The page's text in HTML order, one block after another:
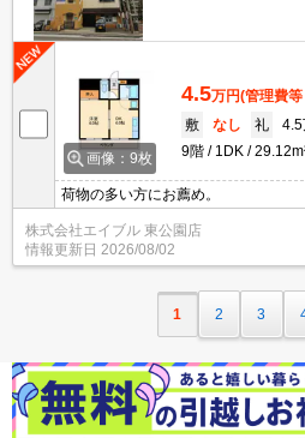
画像：9枚
4.5万円(管理費
敷
なし 礼
4.5
9階
1DK
荷物の多い方にお薦め。
株式会社エイブル 東公園店
情報更新日 2026/08/02
1 2 3